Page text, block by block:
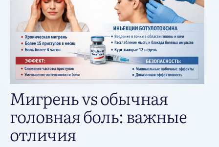
Мигрень vs обычная
головная боль: важные
отличия